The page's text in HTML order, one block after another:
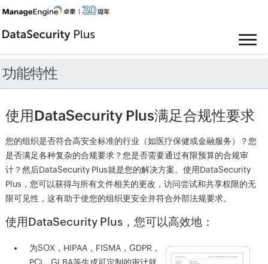
功能特性
使用DataSecurity Plus满足合规性要求
您的组织是否符合高安全标准的行业（如医疗保健或金融服务）？您
是否满足各种复杂的合规要求？您是否需要通过有限预算的合规审
计？然后DataSecurity Plus就是您的解决方案。使用DataSecurity
Plus，您可以获得与所有文件相关的更改，访问尝试和共享权限的无
限可见性，这有助于使您的组织更安全并符合外部法规要求。
使用DataSecurity Plus，您可以高效地：
为SOX，HIPAA，FISMA，GDPR，